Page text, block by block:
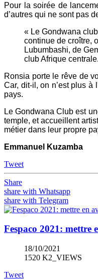
Pour la soirée de
d’autres qui ne sont pas
« Le Gondwana
continue de croître,
Lubumbashi, de
club Afrique centrale.
Ronsia porte le rêve de
Car, dit-il, on n’est plus à
pays.
Le Gondwana Club est
temple, et accueillent
métier dans leur propre
Emmanuel Kuzamba
Tweet
Share
share with Whatsapp
share with Telegram
Fespaco 2021: mettre
18/10/2021
1520 K2_VIEWS
Tweet